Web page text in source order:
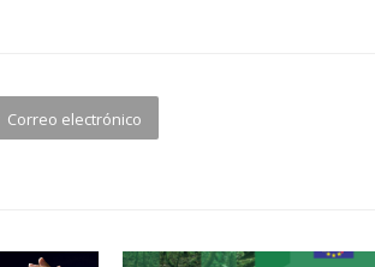
Correo electrónico